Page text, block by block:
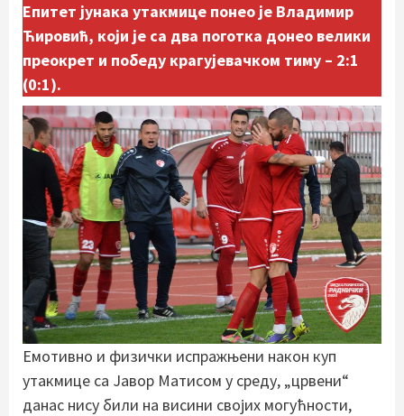
Епитет јунака утакмице понео је Владимир
Ћировић, који је са два поготка донео велики
преокрет и победу крагујевачком тиму – 2:1
(0:1).
Емотивно и физички испражњени након куп
утакмице са Јавор Матисом у среду, „црвени“
данас нису били на висини својих могућности,